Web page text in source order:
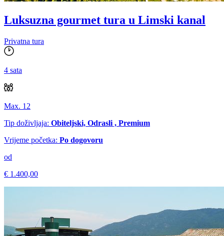
Luksuzna gourmet tura u Limski kanal
Privatna tura
4 sata
Max. 12
Tip doživljaja: Obiteljski, Odrasli , Premium
Vrijeme početka: Po dogovoru
od
€ 1.400,00